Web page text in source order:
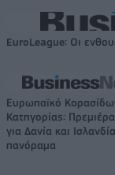
EuroLeague: Οι
Ευρωπαϊκό
Κατηγορίας:
για Δανία και
πανόραμα